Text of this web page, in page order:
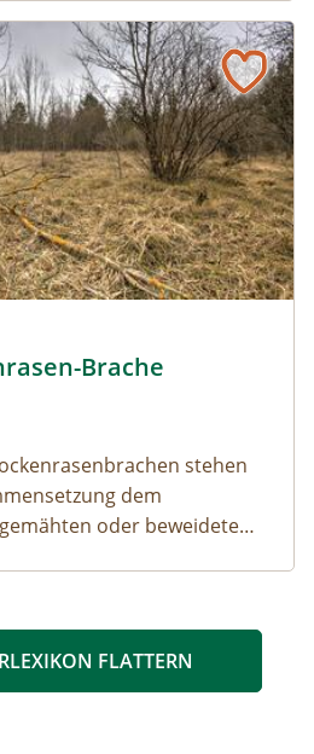
Brache
Brache
Brache
stehen
dem
oder beweideten
FLATTERN